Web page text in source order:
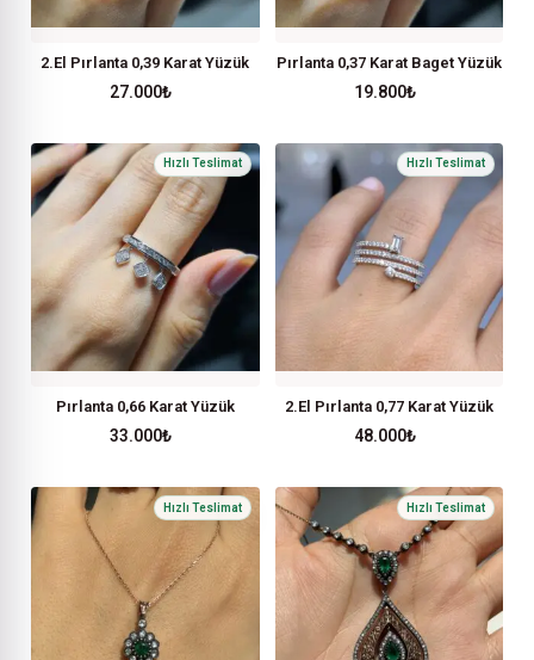
2.El Pırlanta 0,39 Karat Yüzük
27.000₺
Pırlanta 0,37 Karat Baget Yüzük
19.800₺
Pırlanta 0,66 Karat Yüzük
33.000₺
2.El Pırlanta 0,77 Karat Yüzük
48.000₺